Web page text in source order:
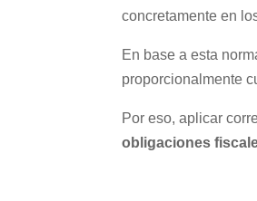
concretamente en
En base a esta
proporcionalmente
Por eso, aplicar
obligaciones